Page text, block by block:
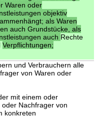
Waren oder
objektiv
als Waren
auch Grundstücke, als
auch Rechte
Verpflichtungen;
und Verbrauchern alle
von Waren oder
mit einem oder
Nachfrager von
konkreten